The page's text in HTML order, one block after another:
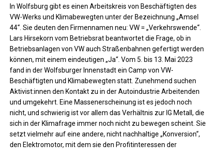
In Wolfsburg gibt es einen Arbeitskreis von Beschäftigten des
VW-Werks und Klimabewegten unter der Bezeichnung „Amsel
44“. Sie deuten den Firmennamen neu: VW = „Verkehrswende“.
Lars Hirsekorn vom Betriebsrat beantwortet die Frage, ob in
Betriebsanlagen von VW auch Straßenbahnen gefertigt werden
können, mit einem eindeutigen „Ja“. Vom 5. bis 13. Mai 2023
fand in der Wolfsburger Innenstadt ein Camp von VW-
Beschäftigten und Klimabewegten statt. Zunehmend suchen
Aktivist:innen den Kontakt zu in der Autoindustrie Arbeitenden
und umgekehrt. Eine Massenerscheinung ist es jedoch noch
nicht, und schwierig ist vor allem das Verhältnis zur IG Metall, die
sich in der Klimafrage immer noch nicht zu bewegen scheint. Sie
setzt vielmehr auf eine andere, nicht nachhaltige „Konversion“,
den Elektromotor, mit dem sie den Profitinteressen der